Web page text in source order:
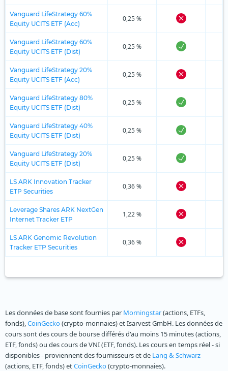
Vanguard LifeStrategy 60%
Equity UCITS ETF (Acc)
0,25 %
Vanguard LifeStrategy 60%
Equity UCITS ETF (Dist)
0,25 %
Vanguard LifeStrategy 20%
Equity UCITS ETF (Acc)
0,25 %
Vanguard LifeStrategy 80%
Equity UCITS ETF (Dist)
0,25 %
Vanguard LifeStrategy 40%
Equity UCITS ETF (Dist)
0,25 %
Vanguard LifeStrategy 20%
Equity UCITS ETF (Dist)
0,25 %
LS ARK Innovation Tracker
ETP Securities
0,36 %
Leverage Shares ARK NextGen
Internet Tracker ETP
1,22 %
LS ARK Genomic Revolution
Tracker ETP Securities
0,36 %
Les données de base sont fournies par Morningstar(actions, ETFs,
fonds), CoinGecko(crypto-monnaies) et Isarvest GmbH. Les données de
cours sont des cours de bourse différés d'au moins 15 minutes (actions,
ETF, fonds) ou des cours de VNI (ETF, fonds). Les cours en temps réel - si
disponibles - proviennent des fournisseurs et de Lang & Schwarz
(actions, ETF, fonds) etCoinGecko(crypto-monnaies).